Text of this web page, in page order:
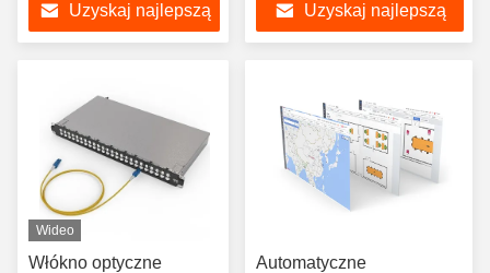
Uzyskaj najlepszą
Uzyskaj najlepszą
Wideo
Włókno optyczne
Automatyczne